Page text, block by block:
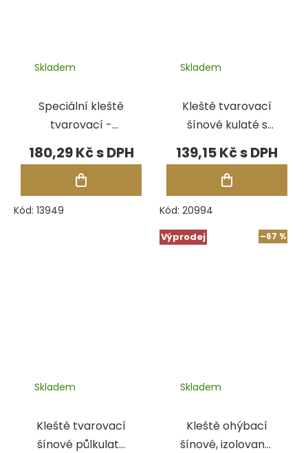
Speciální kleště
tvarovací -
šínové,130 mm,
C4
Skladem
180,29 Kč
Kód: 13949
Kleště tvarovací
šínové kulaté s
drážkou, 130 mm
Skladem
139,15 Kč
Kód: 20994
Kleště tvarovací
šínové půlkulaté
Skladem
Výprodej –67 %
Kleště ohýbací
šínové, izolované,
Skladem